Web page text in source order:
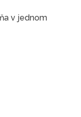
v jednom